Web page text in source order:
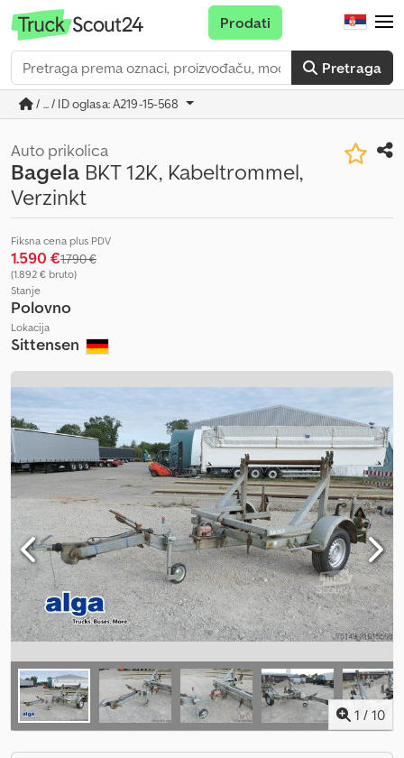
Pretraga
Prodati
/ ... / ID oglasa: A219-15-568
Auto prikolica
Bagela BKT 12K, Kabeltrommel,
Verzinkt
Fiksna cena plus PDV
1.590 €1.790 €
(1.892 € bruto)
Stanje
Polovno
Lokacija
Sittensen
1 / 10